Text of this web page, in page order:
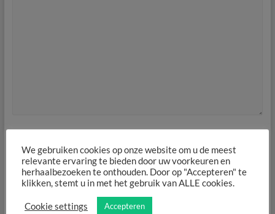
Naam*
We gebruiken cookies op onze website om u de meest
relevante ervaring te bieden door uw voorkeuren en
herhaalbezoeken te onthouden. Door op "Accepteren" te
klikken, stemt u in met het gebruik van ALLE cookies.
Cookie settings Accepteren